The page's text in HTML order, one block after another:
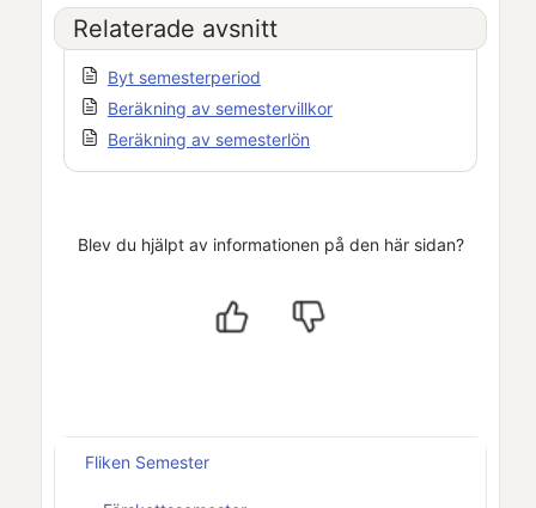
Relaterade avsnitt
Byt semesterperiod
Beräkning av semestervillkor
Beräkning av semesterlön
Blev du hjälpt av informationen på den här sidan?
Fliken Semester